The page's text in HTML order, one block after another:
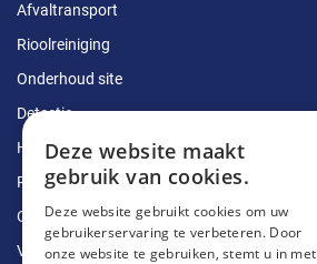
Afvaltransport
Rioolreiniging
Onderhoud site
Detectie
Herstellingen
Ruimingen
Ontstoppingen
Vetputten
Deze website maakt
gebruik van cookies.
Deze website gebruikt cookies om uw
gebruikerservaring te verbeteren. Door
onze website te gebruiken, stemt u in met